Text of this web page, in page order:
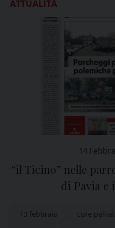
ATTUALITÀ
14
“il Ticino” nelle
di Pavia e
13 febbraio cure